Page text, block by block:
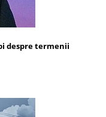
despre termenii